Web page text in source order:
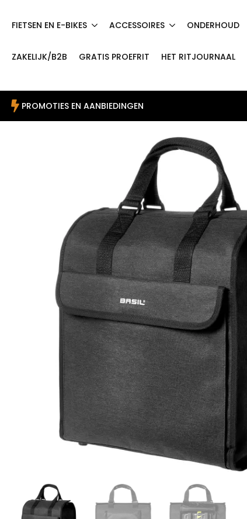
FIETSEN EN E-BIKES ACCESSOIRES ONDERHOUD
ZAKELIJK/B2B GRATIS PROEFRIT HET RITJOURNAAL
PROMOTIES EN AANBIEDINGEN